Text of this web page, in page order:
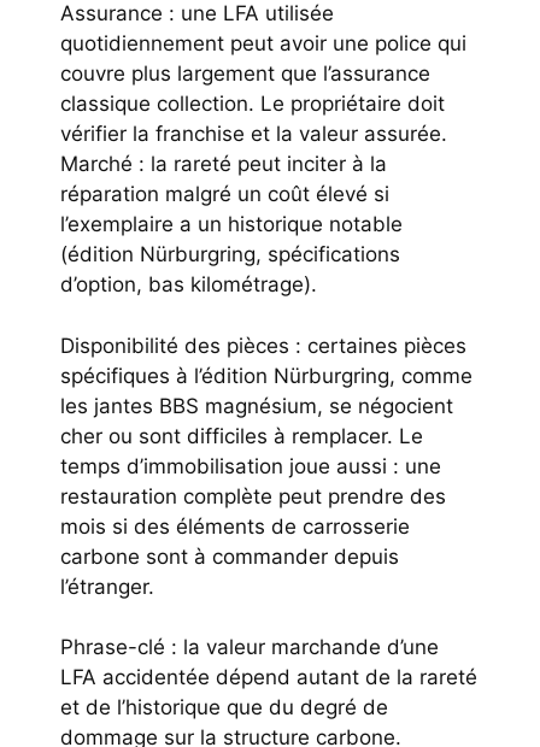
Assurance : une LFA utilisée
quotidiennement peut avoir une police qui
couvre plus largement que l’assurance
classique collection. Le propriétaire doit
vérifier la franchise et la valeur assurée.
Marché : la rareté peut inciter à la
réparation malgré un coût élevé si
l’exemplaire a un historique notable
(édition Nürburgring, spécifications
d’option, bas kilométrage).
Disponibilité des pièces : certaines pièces
spécifiques à l’édition Nürburgring, comme
les jantes BBS magnésium, se négocient
cher ou sont difficiles à remplacer. Le
temps d’immobilisation joue aussi : une
restauration complète peut prendre des
mois si des éléments de carrosserie
carbone sont à commander depuis
l’étranger.
Phrase-clé : la valeur marchande d’une
LFA accidentée dépend autant de la rareté
et de l’historique que du degré de
dommage sur la structure carbone.